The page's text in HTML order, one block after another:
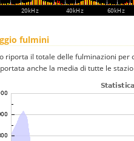
fulmini
riporta il totale delle fulminazioni per
anche la media di tutte le